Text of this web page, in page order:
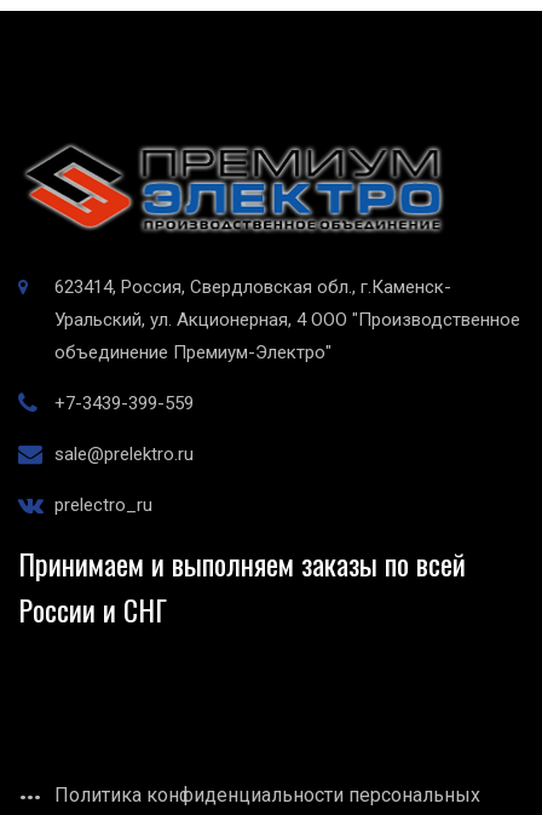
623414, Россия, Свердловская обл., г.Каменск-
Уральский, ул. Акционерная, 4 ООО "Производственное
объединение Премиум-Электро"
+7-3439-399-559
sale@prelektro.ru
prelectro_ru
Принимаем и выполняем заказы по всей
России и СНГ
Политика конфиденциальности персональных